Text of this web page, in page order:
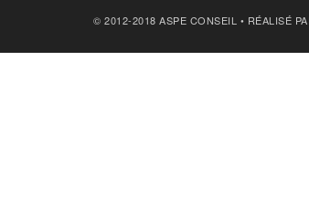
© 2012-2018 ASPE CONSEIL • RÉALISÉ